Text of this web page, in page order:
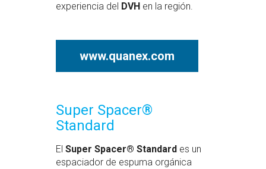
experiencia del DVH en la región.
www.quanex.com
Super Spacer®
Standard
El Super Spacer® Standard es un
espaciador de espuma orgánica